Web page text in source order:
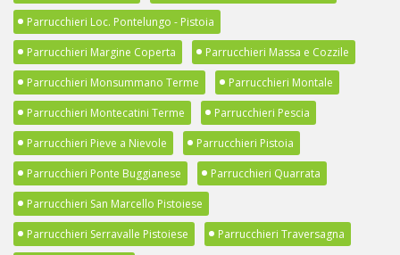
Parrucchieri Loc. Pontelungo - Pistoia
Parrucchieri Margine Coperta
Parrucchieri Massa e Cozzile
Parrucchieri Monsummano Terme
Parrucchieri Montale
Parrucchieri Montecatini Terme
Parrucchieri Pescia
Parrucchieri Pieve a Nievole
Parrucchieri Pistoia
Parrucchieri Ponte Buggianese
Parrucchieri Quarrata
Parrucchieri San Marcello Pistoiese
Parrucchieri Serravalle Pistoiese
Parrucchieri Traversagna